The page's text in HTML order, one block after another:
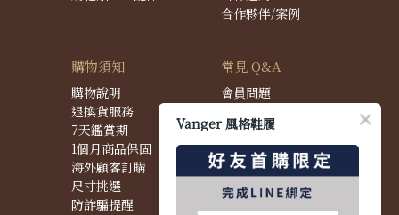
合作夥伴/案例
購物須知
購物說明
退換貨服務
7天鑑賞期
1個月商品保固
海外顧客訂購
尺寸挑選
防詐騙提醒
常見 Q&A
會員問題
配送問題
退換貨問題
商品問題
Vanger 風格鞋履